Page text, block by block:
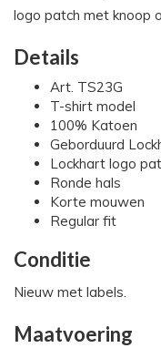
logo patch met knoop
Details
Art. TS23G
T-shirt model
100% Katoen
Geborduurd
Lockhart logo
Ronde hals
Korte mouwen
Regular fit
Conditie
Nieuw met labels.
Maatvoering